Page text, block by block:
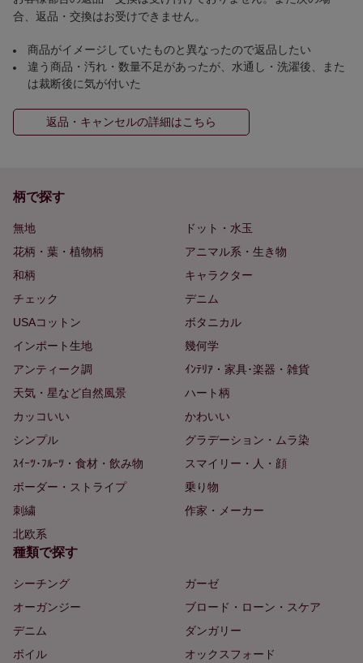
合、返品・交換はお受けできません。
商品がイメージしていたものと異なったので返品したい
違う商品・汚れ・数量不足があったが、水通し・洗濯後、また
は裁断後に気が付いた
返品・キャンセルの詳細はこちら
柄で探す
無地
ドット・水玉
花柄・葉・植物柄
アニマル系・生き物
和柄
キャラクター
チェック
デニム
USAコットン
ボタニカル
インポート生地
幾何学
アンティーク調
ｲﾝﾃﾘｱ・家具･楽器・雑貨
天気・星など自然風景
ハート柄
カッコいい
かわいい
シンプル
グラデーション・ムラ染
ｽｲｰﾂ･ﾌﾙｰﾂ・食材・飲み物
スマイリー・人・顔
ボーダー・ストライプ
乗り物
刺繍
作家・メーカー
北欧系
種類で探す
シーチング
ガーゼ
オーガンジー
ブロード・ローン・スケア
デニム
ダンガリー
ボイル
オックスフォード